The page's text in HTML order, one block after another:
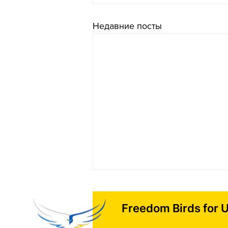
Недавние посты
Freedom Birds for